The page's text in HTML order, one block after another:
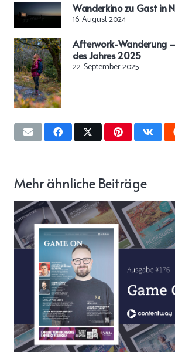
Wanderkino zu Gast in
16. August 2024
Afterwork-Wanderung
des Jahres 2025
22. September 2025
Mehr ähnliche Beiträge